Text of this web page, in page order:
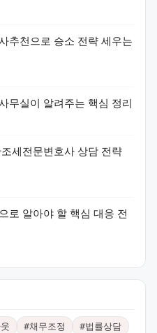
추천으로 승소 전략 세우는
무실이 알려주는 핵심 정리
세전문변호사 상담 전략
로 알아야 할 핵심 대응 전
#채무조정 #법률상담